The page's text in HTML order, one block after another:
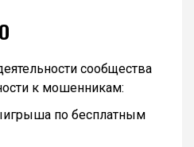
сообщества
к мошенникам:
по бесплатным